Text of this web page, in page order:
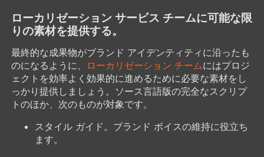
ローカリゼーション サービス チームに可能な限
りの素材を提供する。
最終的な成果物がブランド アイデンティティに沿ったも
のになるように、
ローカリゼーション チームにはプロジ
ェクトを効率よく効果的に進めるために必要な素材をし
っかり提供しましょう。ソース言語版の完全なスクリプ
トのほか、次のものが対象です。
スタイル ガイド。ブランド ボイスの維持に役立ち
ます。